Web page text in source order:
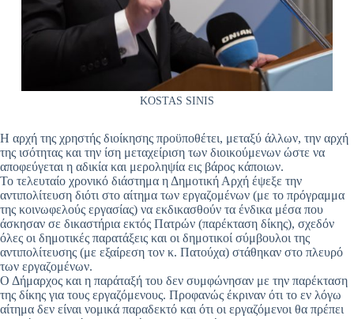
KOSTAS SINIS
Η αρχή της χρηστής διοίκησης προϋποθέτει, μεταξύ άλλων, την αρχή
της ισότητας και την ίση μεταχείριση των διοικούμενων ώστε να
αποφεύγεται η αδικία και μεροληψία εις βάρος κάποιων.
Το τελευταίο χρονικό διάστημα η Δημοτική Αρχή έψεξε την
αντιπολίτευση διότι στο αίτημα των εργαζομένων (με το πρόγραμμα
της κοινωφελούς εργασίας) να εκδικασθούν τα ένδικα μέσα που
άσκησαν σε δικαστήρια εκτός Πατρών (παρέκταση δίκης), σχεδόν
όλες οι δημοτικές παρατάξεις και οι δημοτικοί σύμβουλοι της
αντιπολίτευσης (με εξαίρεση τον κ. Πατούχα) στάθηκαν στο πλευρό
των εργαζομένων.
Ο Δήμαρχος και η παράταξή του δεν συμφώνησαν με την παρέκταση
της δίκης για τους εργαζόμενους. Προφανώς έκριναν ότι το εν λόγω
αίτημα δεν είναι νομικά παραδεκτό και ότι οι εργαζόμενοι θα πρέπει